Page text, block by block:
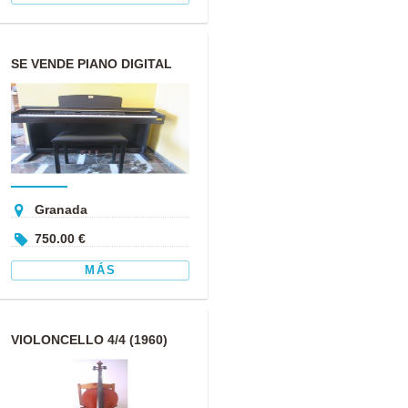
SE VENDE PIANO DIGITAL
CLAVINOVA
Granada
750.00 €
MÁS
VIOLONCELLO 4/4 (1960)
GAMA MEDIA ALTA